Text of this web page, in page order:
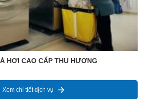
HƠI CAO CẤP THU HƯƠNG
Xem chi tiết dịch vụ